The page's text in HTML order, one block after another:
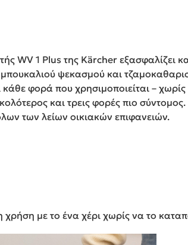
WV 1 Plus της Kärcher
ψεκασμού και
φορά που χρησιμοποιείται –
και τρεις φορές πιο
των λείων οικιακών επιφανειών.
χρήση με το ένα χέρι χωρίς να το